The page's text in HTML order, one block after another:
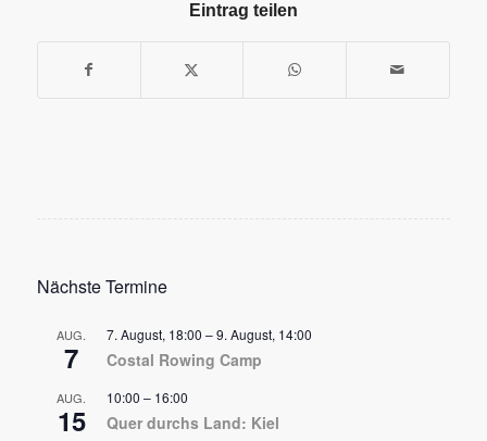
Eintrag teilen
Nächste Termine
AUG.
7
7. August, 18:00 –9. August, 14:00
Costal Rowing Camp
AUG.
15
10:00 – 16:00
Quer durchs Land: Kiel